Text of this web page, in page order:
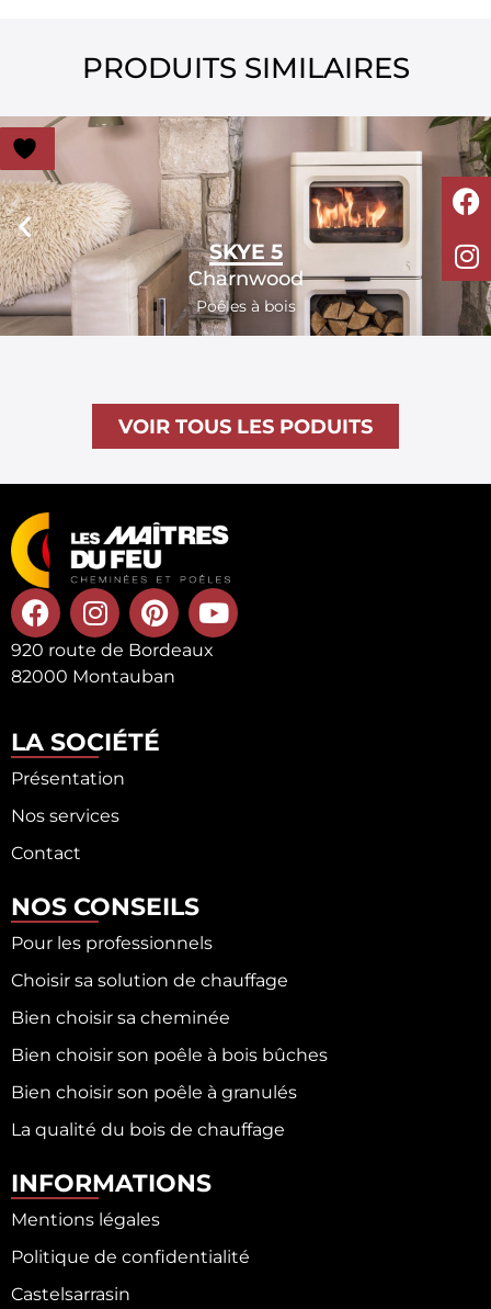
PRODUITS SIMILAIRES
SKYE 5
Charnwood
Poêles à bois
VOIR TOUS LES PODUITS
920 route de Bordeaux
82000 Montauban
LA SOCIÉTÉ
Présentation
Nos services
Contact
NOS CONSEILS
Pour les professionnels
Choisir sa solution de chauffage
Bien choisir sa cheminée
Bien choisir son poêle à bois bûches
Bien choisir son poêle à granulés
La qualité du bois de chauffage
INFORMATIONS
Mentions légales
Politique de confidentialité
Castelsarrasin